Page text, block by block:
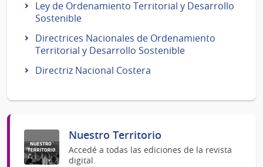
Ley de Ordenamiento Territorial y Desarrollo
Sostenible
Directrices Nacionales de Ordenamiento
Territorial y Desarrollo Sostenible
Directriz Nacional Costera
Nuestro Territorio
Accedé a todas las ediciones de la revista
digital.